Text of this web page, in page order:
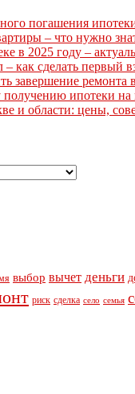
погашения
– что нужно
в 2025 году –
как сделать первый
завершение ремонта
ипотеки на
и области: цены,
выбор вычет деньги
риск сделка село семья